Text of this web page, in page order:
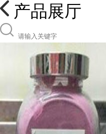
产品展厅